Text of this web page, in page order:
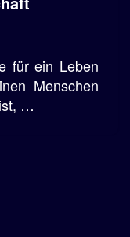
für ein Leben
Menschen
…